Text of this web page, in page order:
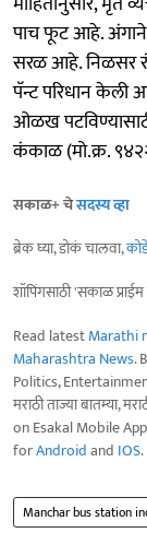
पाच फूट आहे.
सरळ आहे. निळसर
पॅन्ट परिधान केली
ओळख
कंकाळ (मो.क्र.
सकाळ+ चेसदस्य व्हा
ब्रेक घ्या, डोकं चालवा,
शॉपिंगसाठी 'सकाळ
Read latestMarathi
Maharashtra News.
Politics,
मराठी ताज्या बातम्या,
on Esakal Mobile
forAndroidand IOS.
Manchar bus station